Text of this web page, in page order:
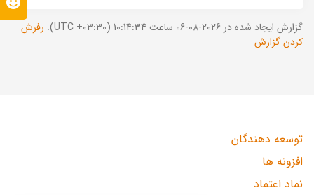
گزارش ایجاد شده در 2026-08-06 ساعت 10:14:34 (UTC +03:30).
رفرش
کردن گزارش
توسعه دهندگان
افزونه ها
نماد اعتماد